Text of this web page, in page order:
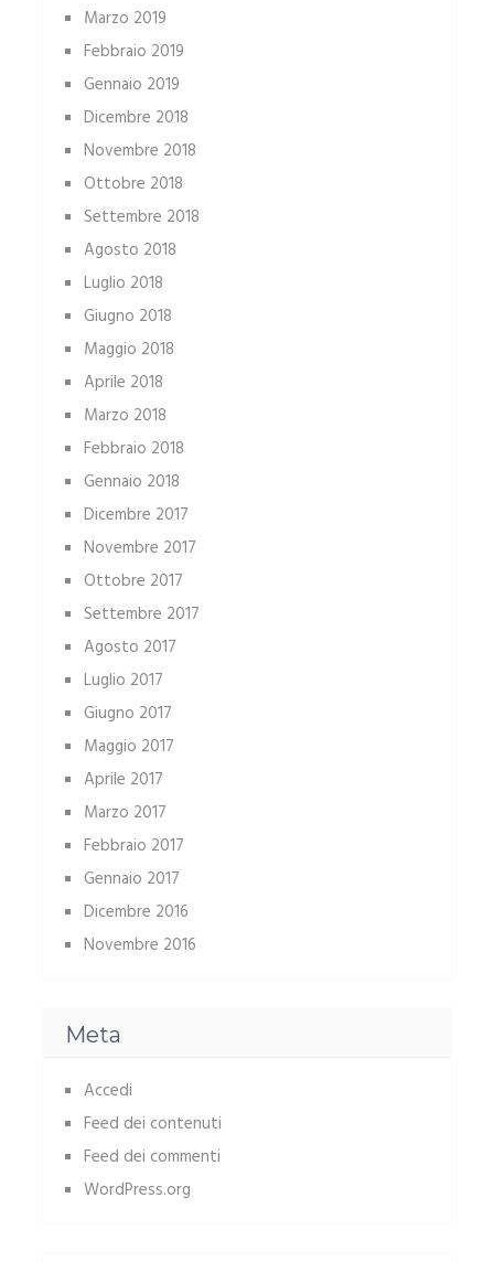
Marzo 2019
Febbraio 2019
Gennaio 2019
Dicembre 2018
Novembre 2018
Ottobre 2018
Settembre 2018
Agosto 2018
Luglio 2018
Giugno 2018
Maggio 2018
Aprile 2018
Marzo 2018
Febbraio 2018
Gennaio 2018
Dicembre 2017
Novembre 2017
Ottobre 2017
Settembre 2017
Agosto 2017
Luglio 2017
Giugno 2017
Maggio 2017
Aprile 2017
Marzo 2017
Febbraio 2017
Gennaio 2017
Dicembre 2016
Novembre 2016
Meta
Accedi
Feed dei contenuti
Feed dei commenti
WordPress.org